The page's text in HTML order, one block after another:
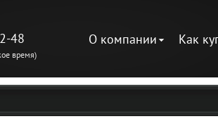
48
время)
О компании Как